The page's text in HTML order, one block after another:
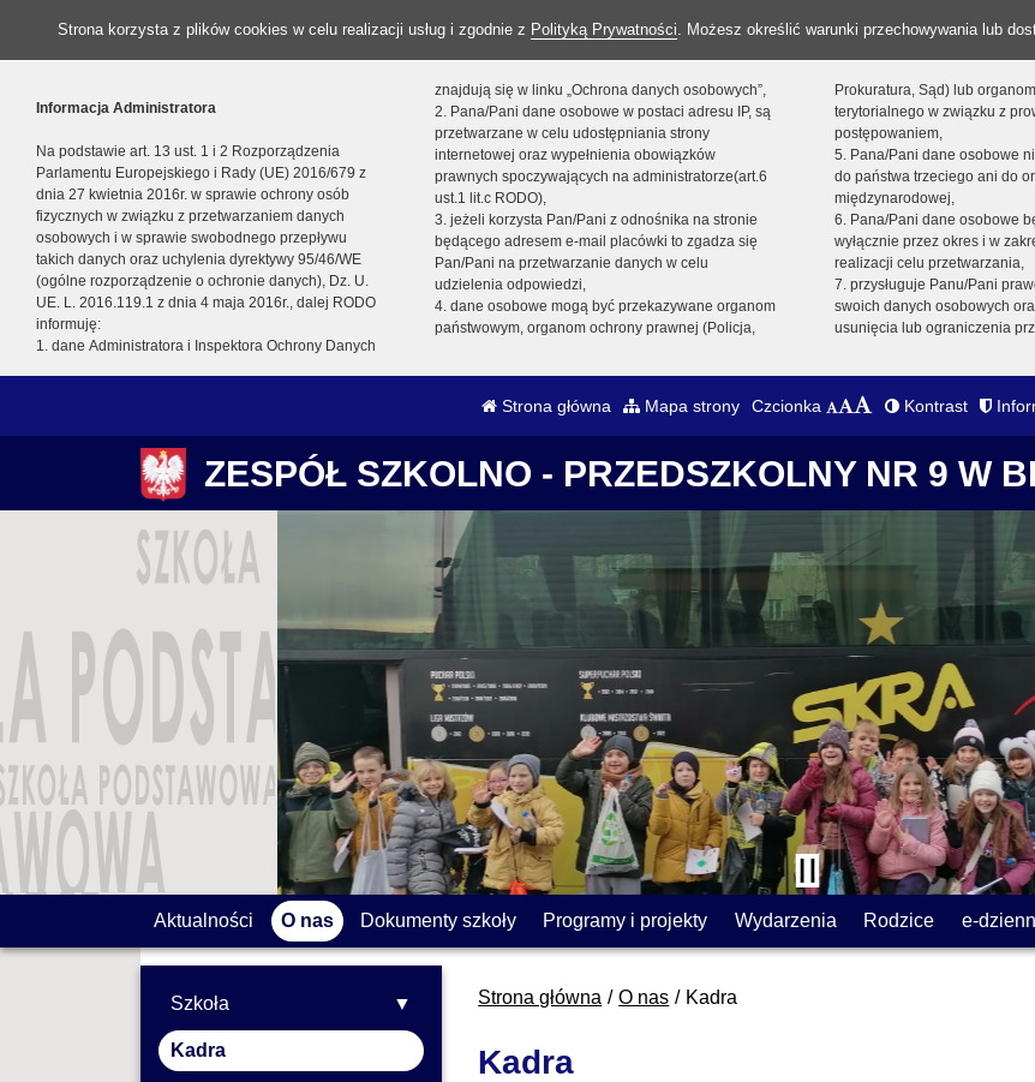
Strona korzysta z plików cookies w celu realizacji usług i zgodnie z Polityką Prywatności. Możesz określić warunki przechowywania lub
Informacja Administratora
Na podstawie art. 13 ust. 1 i 2 Rozporządzenia
Parlamentu Europejskiego i Rady (UE) 2016/679 z
dnia 27 kwietnia 2016r. w sprawie ochrony osób
fizycznych w związku z przetwarzaniem danych
osobowych i w sprawie swobodnego przepływu
takich danych oraz uchylenia dyrektywy 95/46/WE
(ogólne rozporządzenie o ochronie danych), Dz. U.
UE. L. 2016.119.1 z dnia 4 maja 2016r., dalej RODO
informuję:
1. dane Administratora i Inspektora Ochrony Danych
znajdują się w linku „Ochrona danych osobowych”,
2. Pana/Pani dane osobowe w postaci adresu IP, są
przetwarzane w celu udostępniania strony
internetowej oraz wypełnienia obowiązków
prawnych spoczywających na administratorze(art.6
ust.1 lit.c RODO),
3. jeżeli korzysta Pan/Pani z odnośnika na stronie
będącego adresem e-mail placówki to zgadza się
Pan/Pani na przetwarzanie danych w celu
udzielenia odpowiedzi,
4. dane osobowe mogą być przekazywane organom
państwowym, organom ochrony prawnej (Policja,
Prokuratura, Sąd) lub
terytorialnego w związku z
postępowaniem,
5. Pana/Pani dane osobowe
do państwa trzeciego ani do
międzynarodowej,
6. Pana/Pani dane osobowe
wyłącznie przez okres i w
realizacji celu przetwarzania,
7. przysługuje Panu/Pani
swoich danych osobowych
usunięcia lub ograniczenia
Strona główna Mapa strony Czcionka Kontrast
ZESPÓŁ SZKOLNO - PRZEDSZKOLNY NR 9 W
Aktualności O nas Dokumenty szkoły Programy i projekty Wydarzenia Rodzice e-
Strona główna O nas Kadra
Kadra
Szkoła
Kadra